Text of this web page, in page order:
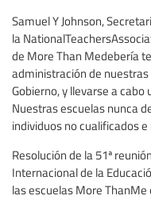
Samuel Y Johnson,
la
de More Than Medebería
administración de
Gobierno, y llevarse a
Nuestras escuelas nunca
individuos no cualificados e
Resolución de la 51ª
Internacional de la
las escuelas More ThanMe